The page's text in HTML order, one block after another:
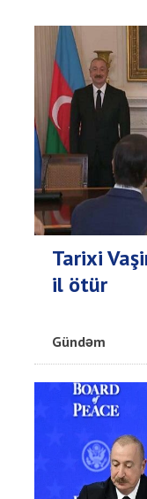
Tarixi
il ötür
Gündəm